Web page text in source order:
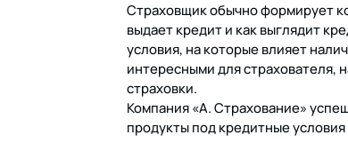
Страховщик обычно формирует
выдает кредит и как выглядит
условия, на которые влияет
интересными для страхователя,
страховки.
Компания «А. Страхование»
продукты под кредитные